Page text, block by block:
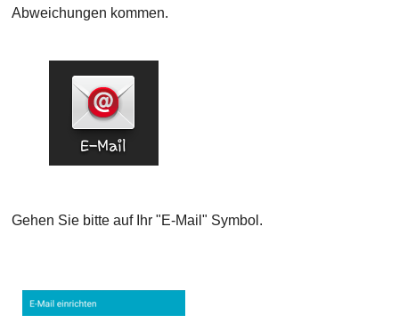
Abweichungen kommen.
Gehen Sie bitte auf Ihr "E-Mail" Symbol.